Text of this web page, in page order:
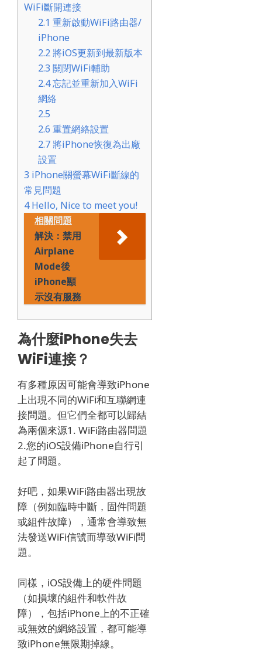
WiFi斷開連接
2.1 重新啟動WiFi路由器/
iPhone
2.2 將iOS更新到最新版本
2.3 關閉WiFi輔助
2.4忘記並重新加入WiFi
網絡
2.5
2.6 重置網絡設置
2.7 將iPhone恢復為出廠
設置
3 iPhone關螢幕WiFi斷線的
常見問題
4Hello, Nice to meet you!
相關問題
解決：禁用
Airplane
Mode後
iPhone顯
示沒有服務
為什麼iPhone失去
WiFi連接？
有多種原因可能會導致iPhone
上出現不同的WiFi和互聯網連
接問題。 但它們全都可以歸結
為兩個來源1. WiFi路由器問題
2.您的iOS設備iPhone自行引
起了問題。
好吧，如果WiFi路由器出現故
障（例如臨時中斷，固件問題
或組件故障），通常會導致無
法發送WiFi信號而導致WiFi問
題。
同樣，iOS設備上的硬件問題
（如損壞的組件和軟件故
障），包括iPhone上的不正確
或無效的網絡設置，都可能導
致iPhone無限期掉線。